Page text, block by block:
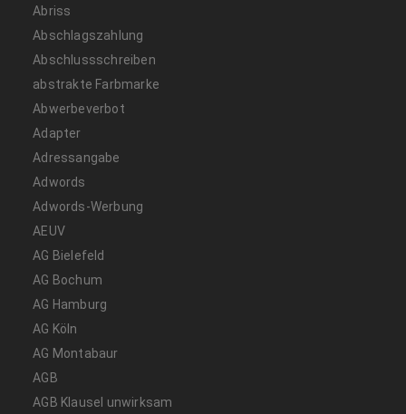
Abriss
Abschlagszahlung
Abschlussschreiben
abstrakte Farbmarke
Abwerbeverbot
Adapter
Adressangabe
Adwords
Adwords-Werbung
AEUV
AG Bielefeld
AG Bochum
AG Hamburg
AG Köln
AG Montabaur
AGB
AGB Klausel unwirksam